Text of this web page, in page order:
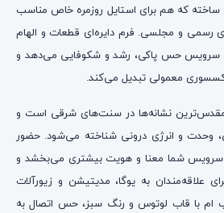
ساخته که هم برای استایل روزمره خاص مناسب
و مجلسی. فرم دایره‌ای قطعات و الهام
سرویس حس پاکی، رشد و شکوفایی می‌دهد و
معمولی تبدیل می‌کند.
مقدس‌ترین نشانه‌ها در سنت‌های شرقی است و
وحدت و انرژی درونی شناخته می‌شود. حضور
سرویس شما معنا و هویت بیشتری می‌بخشد و
علاقه‌مندان به یوگا، مدیتیشن و زیورآلات
ام با قاب لوتوس و رنگ سبز، حس اتصال به